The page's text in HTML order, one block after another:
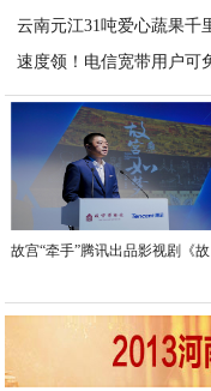
云南元江31吨爱心蔬果千
速度领！电信宽带用户可
故宫“牵手”腾讯出品影视剧《故